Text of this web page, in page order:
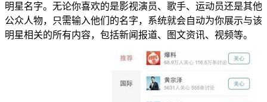
明星名字。无论你喜欢的是影视演员、歌手、运动员还是其他
公众人物，只需输入他们的名字，系统就会自动为你展示与该
明星相关的所有内容，包括新闻报道、图文资讯、视频等。